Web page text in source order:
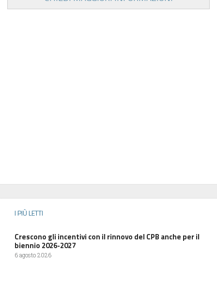
I PIÙ LETTI
Crescono gli incentivi con il rinnovo del CPB anche per il
biennio 2026-2027
6 agosto 2026